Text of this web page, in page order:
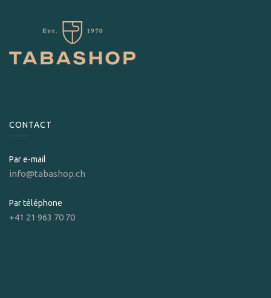
CONTACT
Par e-mail
info@tabashop.ch
Par téléphone
+41 21 963 70 70